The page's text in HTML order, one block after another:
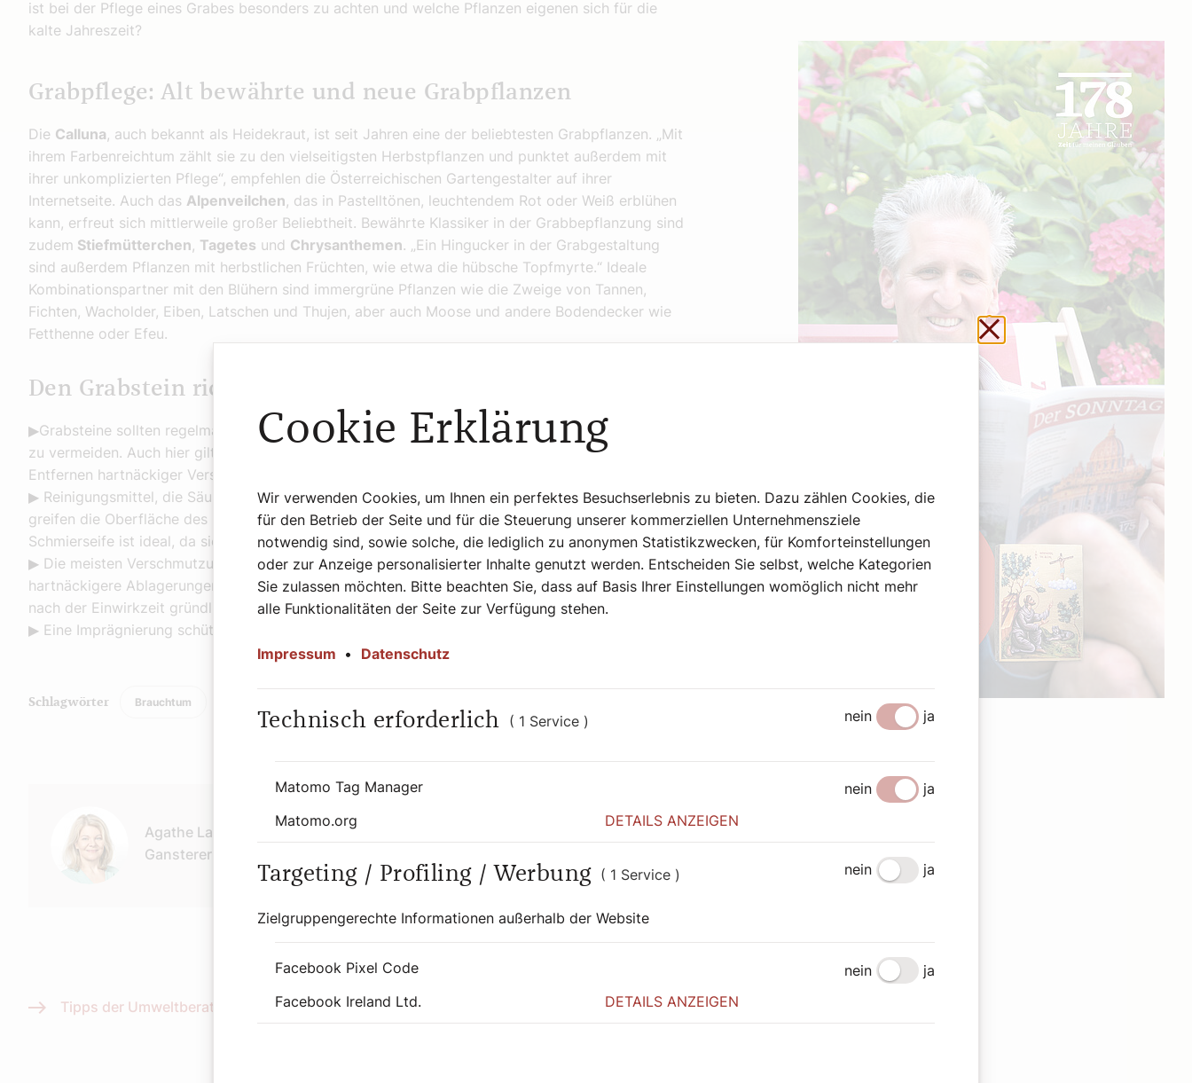
ist bei der Pflege eines Grabes besonders zu achten und welche Pflanzen eigenen sich für die
kalte Jahreszeit?
Grabpflege: Alt bewährte und neue Grabpflanzen
Die Calluna, auch bekannt als Heidekraut, ist seit Jahren eine der beliebtesten Grabpflanzen. „Mit
ihrem Farbenreichtum zählt sie zu den vielseitigsten Herbstpflanzen und punktet außerdem mit
ihrer unkomplizierten Pflege“, empfehlen die Österreichischen Gartengestalter auf ihrer
Internetseite. Auch das Alpenveilchen, das in Pastelltönen, leuchtendem Rot oder Weiß erblühen
kann, erfreut sich mittlerweile großer Beliebtheit. Bewährte Klassiker in der Grabbepflanzung sind
zudem Stiefmütterchen, Tagetes und Chrysanthemen. „Ein Hingucker in der Grabgestaltung
sind außerdem Pflanzen mit herbstlichen Früchten, wie etwa die hübsche Topfmyrte.“ Ideale
Kombinationspartner mit den Blühern sind immergrüne Pflanzen wie die Zweige von Tannen,
Fichten, Wacholder, Eiben, Latschen und Thujen, aber auch Moose und andere Bodendecker wie
Fetthenne oder Efeu.
Den Grabstein richtig pflegen
▶Grabsteine sollten regelmäßig gereinigt werden, um Verfärbungen durch Laub, Blüten und Gras
zu vermeiden. Auch hier gilt: Frühe und häufige Pflege ist einfacher und schonender als das
Entfernen hartnäckiger Verschmutzungen.
▶ Reinigungsmittel, die Säuren, Tenside, Öl oder Chlor enthalten, unbedingt vermeiden. Diese
greifen die Oberfläche des Grabsteins an, verursachen Flecken oder verfälschen die Farbe.
Schmierseife ist ideal, da sie weder aggressiv noch schädlich für den Naturstein ist.
▶ Die meisten Verschmutzungen lassen sich mit Wasser und einer Wurzelbürste entfernen. Für
hartnäckigere Ablagerungen können spezielle umweltfreundliche Reiniger verwendet werden, die
nach der Einwirkzeit gründlich abgespült werden.
▶ Eine Imprägnierung schützt den Grabstein vor Schmutz und reduziert den Reinigungsaufwand.
Schlagwörter Brauchtum
Agathe Lauber-
Gansterer
Tipps der Umweltberatung
Schließen ohne zu
Cookie Erklärung
Wir verwenden Cookies, um Ihnen ein perfektes Besuchserlebnis zu bieten. Dazu zählen Cookies, die
für den Betrieb der Seite und für die Steuerung unserer kommerziellen Unternehmensziele
notwendig sind, sowie solche, die lediglich zu anonymen Statistikzwecken, für Komforteinstellungen
oder zur Anzeige personalisierter Inhalte genutzt werden. Entscheiden Sie selbst, welche Kategorien
Sie zulassen möchten. Bitte beachten Sie, dass auf Basis Ihrer Einstellungen womöglich nicht mehr
alle Funktionalitäten der Seite zur Verfügung stehen.
Impressum • Datenschutz
Technisch erforderlich ( 1 Service ) nein ja
Matomo Tag Manager nein
ja
Matomo.org
DETAILS ANZEIGEN
Targeting / Profiling / Werbung ( 1 Service )
Zielgruppengerechte Informationen außerhalb der Website
nein ja
Facebook Pixel Code nein
ja
Facebook Ireland Ltd.
DETAILS ANZEIGEN